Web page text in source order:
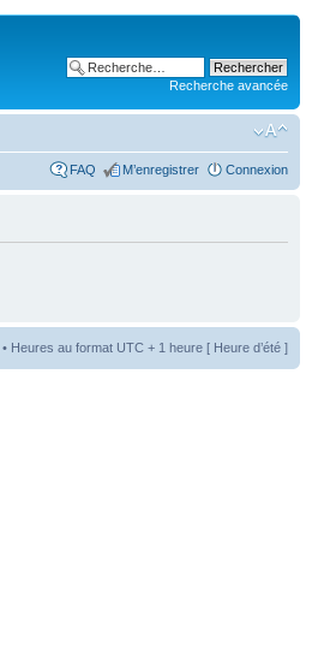
Recherche avancée
FAQ M’enregistrer Connexion
• Heures au format UTC + 1 heure [ Heure d’été ]